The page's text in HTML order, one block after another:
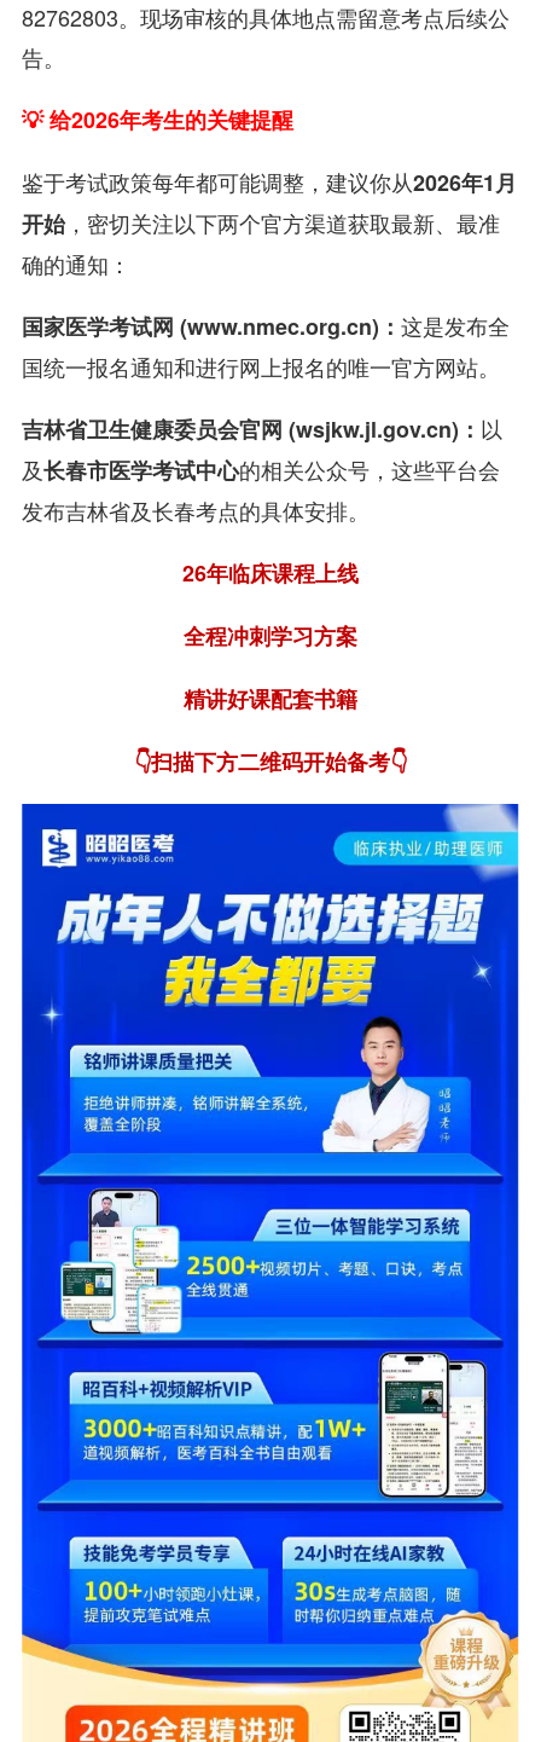
82762803。现场审核的具体地点需留意考点后续公
告。
💡 给2026年考生的关键提醒
鉴于考试政策每年都可能调整，建议你从2026年1月
开始，密切关注以下两个官方渠道获取最新、最准
确的通知：
国家医学考试网 (www.nmec.org.cn)： 这是发布全
国统一报名通知和进行网上报名的唯一官方网站。
吉林省卫生健康委员会官网 (wsjkw.jl.gov.cn)： 以
及长春市医学考试中心的相关公众号，这些平台会
发布吉林省及长春考点的具体安排。
26年临床课程上线
全程冲刺学习方案
精讲好课配套书籍
👇扫描下方二维码开始备考👇